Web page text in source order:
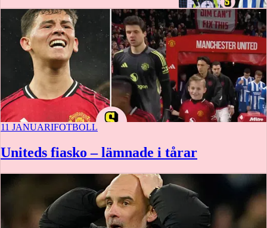
11 JANUARIFOTBOLL
Uniteds fiasko – lämnade i tårar